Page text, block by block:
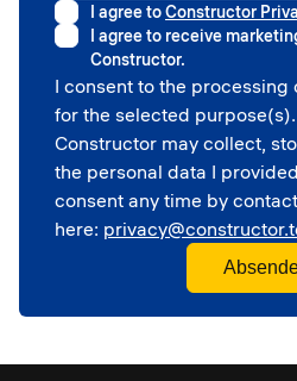
Higher education
Government
Professional sport
Corporate
School
I agree toConstructor
I agree to receive
Constructor.
I consent to the processing
for the selected
Constructor may collect,
the personal data I
consent any time by
here: